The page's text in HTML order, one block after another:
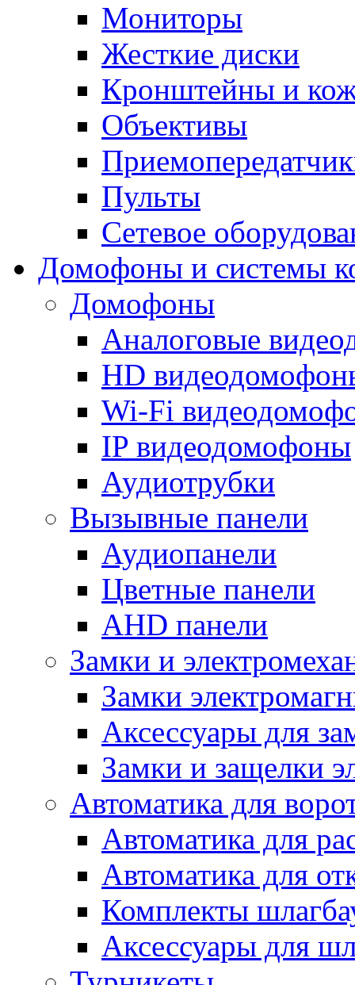
Мониторы
Жесткие диски
Кронштейны и
Объективы
Пульты
Сетевое
Домофоны и системы
Домофоны
Аналоговые
HD
Wi-Fi
IP видеодомофоны
Аудиотрубки
Вызывные панели
Аудиопанели
Цветные панели
AHD панели
Замки и
Замки
Аксессуары для
Замки и защелки
Автоматика для
Автоматика для
Автоматика для
Комплекты
Аксессуары для